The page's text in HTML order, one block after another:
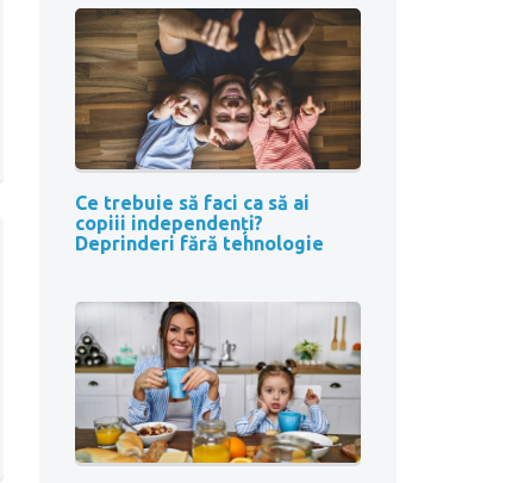
Ce trebuie să faci ca să ai
copiii independenți?
Deprinderi fără tehnologie